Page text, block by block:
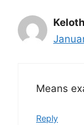
Means
Reply